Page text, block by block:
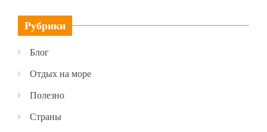
Рубрики
Блог
Отдых на море
Полезно
Страны